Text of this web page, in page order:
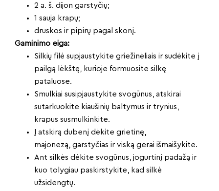
2 a. š. dijon garstyčių;
1 sauja krapų;
druskos ir pipirų pagal skonį.
Gaminimo eiga:
Silkių filė supjaustykite griežinėliais ir sudėkite į
pailgą lėkštę, kurioje formuosite silkę
pataluose.
Smulkiai susipjaustykite svogūnus, atskirai
sutarkuokite kiaušinių baltymus ir trynius,
krapus susmulkinkite.
Į atskirą dubenį dėkite grietinę,
majonezą, garstyčias ir viską gerai išmaišykite.
Ant silkės dėkite svogūnus, jogurtinį padažą ir
kuo tolygiau paskirstykite, kad silkė
užsidengtų.